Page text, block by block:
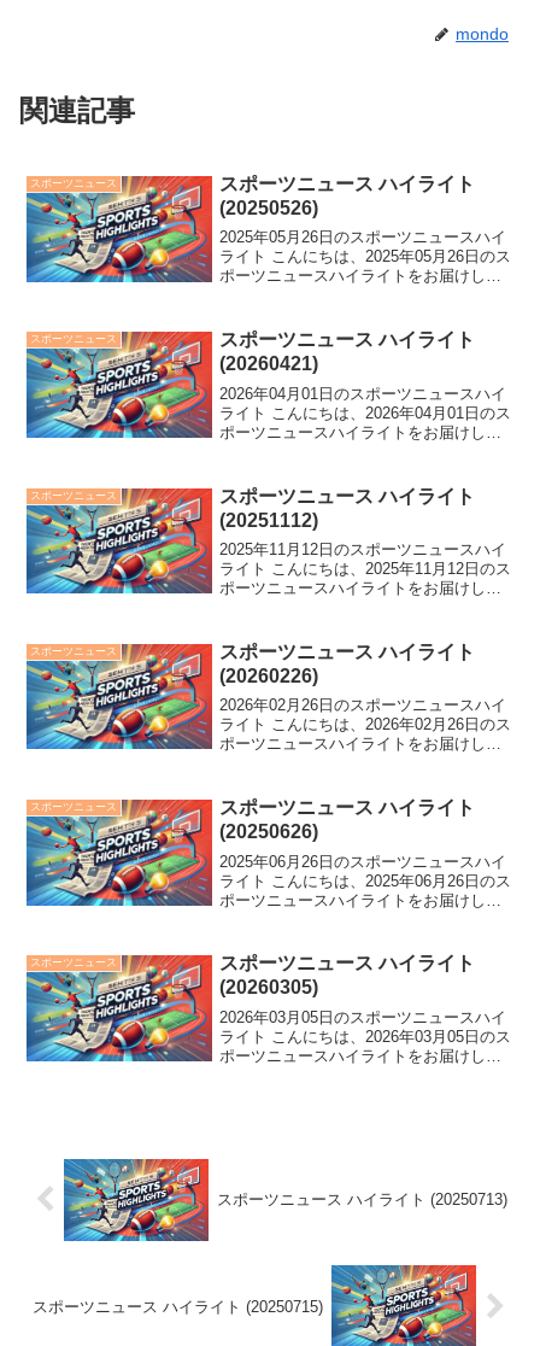
mondo
関連記事
スポーツニュース
スポーツニュース ハイライト
(20250526)
2025年05月26日のスポーツニュースハイ
ライト こんにちは、2025年05月26日のス
ポーツニュースハイライトをお届けしま
も話題。プロレス観客の女性が選手に暴
挙...
スポーツニュース
スポーツニュース ハイライト
(20260421)
2026年04月01日のスポーツニュースハイ
ライト こんにちは、2026年04月01日のス
ポーツニュースハイライトをお届けしま
吉田知那美がロコ退団。スポーツ界に
様々な...
スポーツニュース
スポーツニュース ハイライト
(20251112)
2025年11月12日のスポーツニュースハイ
ライト こんにちは、2025年11月12日のス
ポーツニュースハイライトをお届けしま
口遥大が現役引退を決断。一方、鈴木彩
艶...
スポーツニュース
スポーツニュース ハイライト
(20260226)
2026年02月26日のスポーツニュースハイ
ライト こんにちは、2026年02月26日のス
ポーツニュースハイライトをお届けしま
見を開催。さらに、天心の再起戦や広
島...
スポーツニュース
スポーツニュース ハイライト
(20250626)
2025年06月26日のスポーツニュースハイ
ライト こんにちは、2025年06月26日のス
ポーツニュースハイライトをお届けしま
して佐藤輝のHR王への進化！スポーツ...
スポーツニュース
スポーツニュース ハイライト
(20260305)
2026年03月05日のスポーツニュースハイ
ライト こんにちは、2026年03月05日のス
ポーツニュースハイライトをお届けしま
スポーツニュース ハイライト (20250713)
スポーツニュース ハイライト (20250715)